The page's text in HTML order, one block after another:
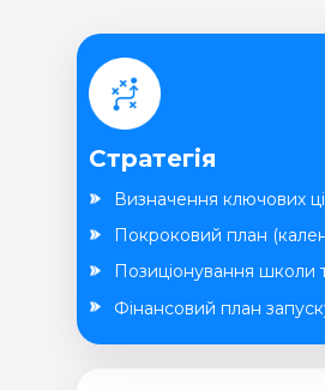
Стратегія
Визначення ключових
Позиціонування школи
Покроковий план
Фінансовий план